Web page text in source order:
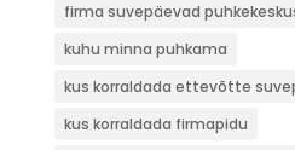
firma suvepäevad
kuhu minna puhkama
kus korraldada ettevõtte
kus korraldada firmapidu